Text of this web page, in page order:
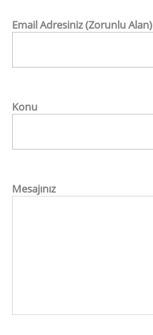
Email Adresiniz (Zorunlu Alan)
Konu
Mesajınız